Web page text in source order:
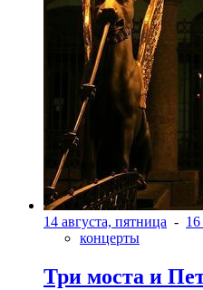
14 августа, пятница - 16
концерты
Три моста и